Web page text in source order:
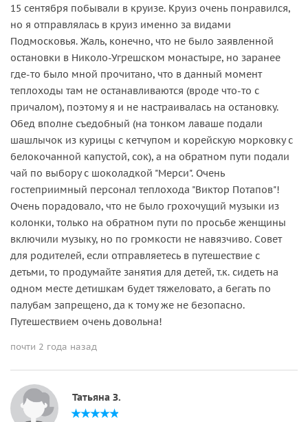
15 сентября побывали в круизе. Круиз очень понравился,
но я отправлялась в круиз именно за видами
Подмосковья. Жаль, конечно, что не было заявленной
остановки в Николо-Угрешском монастыре, но заранее
где-то было мной прочитано, что в данный момент
теплоходы там не останавливаются (вроде что-то с
причалом), поэтому я и не настраивалась на остановку.
Обед вполне съедобный (на тонком лаваше подали
шашлычок из курицы с кетчупом и корейскую морковку с
белокочанной капустой, сок), а на обратном пути подали
чай по выбору с шоколадкой "Мерси". Очень
гостеприимный персонал теплохода "Виктор Потапов"!
Очень порадовало, что не было грохочущий музыки из
колонки, только на обратном пути по просьбе женщины
включили музыку, но по громкости не навязчиво. Совет
для родителей, если отправляетесь в путешествие с
детьми, то продумайте занятия для детей, т.к. сидеть на
одном месте детишкам будет тяжеловато, а бегать по
палубам запрещено, да к тому же не безопасно.
Путешествием очень довольна!
почти 2 года назад
Татьяна З.